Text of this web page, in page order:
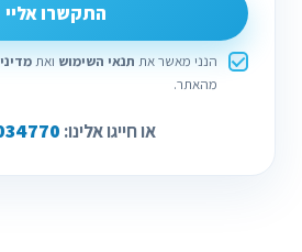
התקשרו אליי
הנני מאשר את תנאי השימוש ואת
מהאתר.
או חייגו אלינו: